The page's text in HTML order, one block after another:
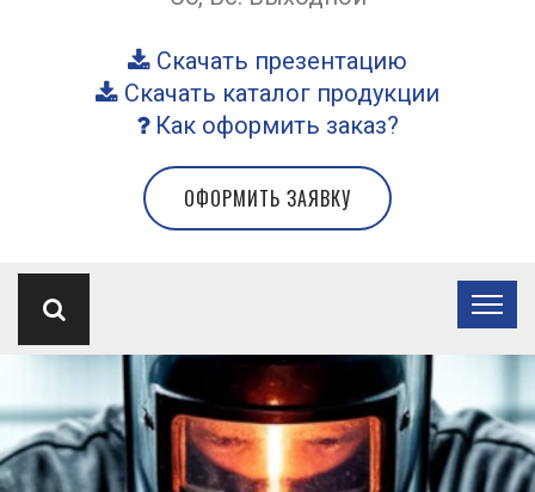
Скачать презентацию
Скачать каталог продукции
Как оформить заказ?
ОФОРМИТЬ ЗАЯВКУ